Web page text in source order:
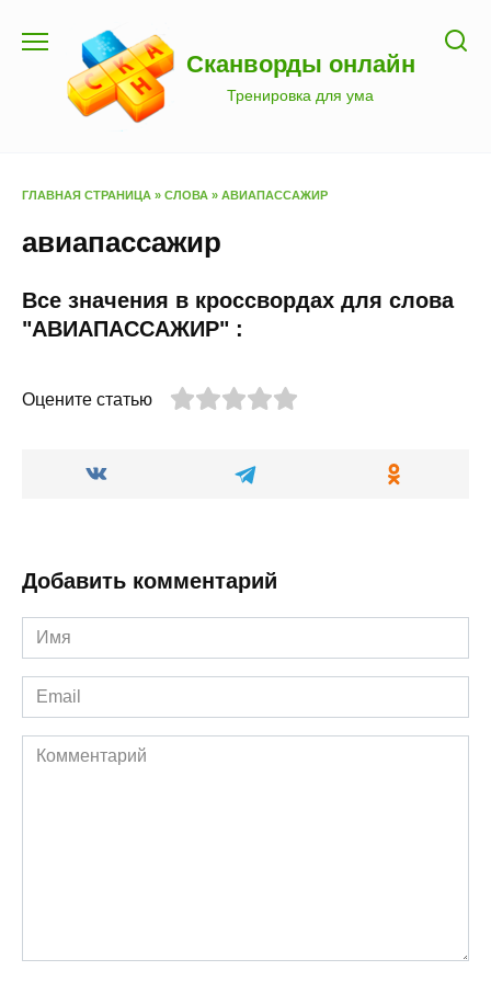
содержанию
Сканворды онлайн
Тренировка для ума
ГЛАВНАЯ СТРАНИЦА » СЛОВА » АВИАПАССАЖИР
авиапассажир
Все значения в кроссвордах для слова
"АВИАПАССАЖИР" :
Оцените статью
Добавить комментарий
Имя
*
Email
*
Комментарий